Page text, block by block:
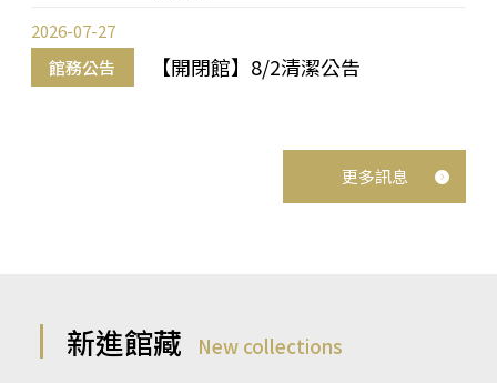
館務公告 【開閉館】8/2清潔公告
2026-07-27
更多訊息
新進館藏 New collections